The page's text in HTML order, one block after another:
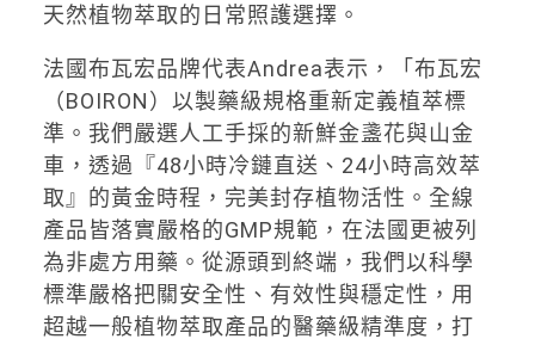
天然植物萃取的日常照護選擇。
法國布瓦宏品牌代表Andrea表示，「布瓦宏
（BOIRON）以製藥級規格重新定義植萃標
準。我們嚴選人工手採的新鮮金盞花與山金
車，透過『48小時冷鏈直送、24小時高效萃
取』的黃金時程，完美封存植物活性。全線
產品皆落實嚴格的GMP規範，在法國更被列
為非處方用藥。從源頭到終端，我們以科學
標準嚴格把關安全性、有效性與穩定性，用
超越一般植物萃取產品的醫藥級精準度，打